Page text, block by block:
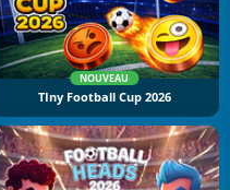
NOUVEAU
TIny Football Cup 2026